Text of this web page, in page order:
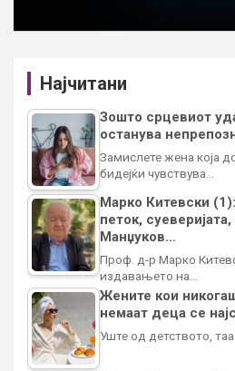
Најчитани
Зошто срцевиот
останува
Замислете жена која
бидејќи чувствува…
Марко Китевски
петок,
Манџуков…
Проф. д-р Марко
издавањето на…
Жените кои
немаат деца се
Уште од детството,